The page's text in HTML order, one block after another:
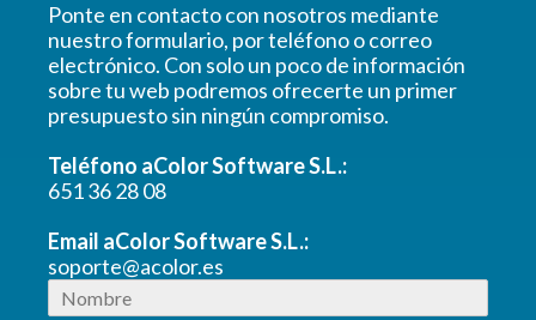
Ponte en contacto con nosotros mediante
nuestro formulario, por teléfono o correo
electrónico. Con solo un poco de información
sobre tu web podremos ofrecerte un primer
presupuesto sin ningún compromiso.
Teléfono aColor Software S.L.:
651 36 28 08
Email aColor Software S.L.:
soporte@acolor.es